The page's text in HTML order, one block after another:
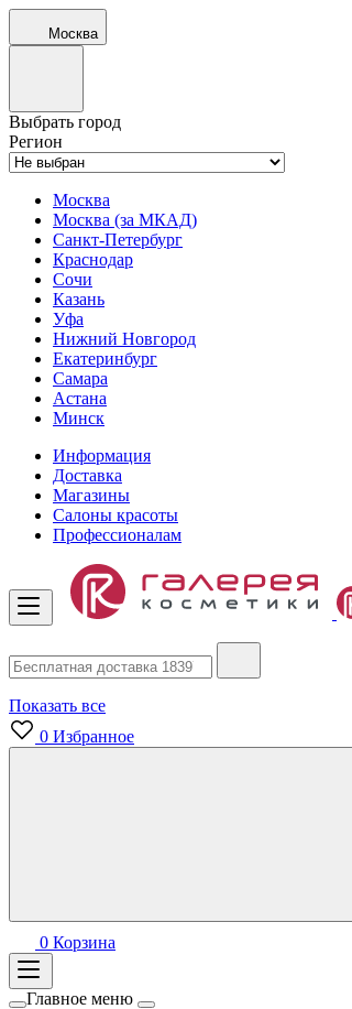
Москва
Выбрать город
Регион
Москва
Москва (за МКАД)
Санкт-Петербург
Краснодар
Сочи
Казань
Уфа
Нижний Новгород
Екатеринбург
Самара
Астана
Минск
Информация
Доставка
Магазины
Салоны красоты
Профессионалам
Показать все
0 Избранное
0 Корзина
Главное меню